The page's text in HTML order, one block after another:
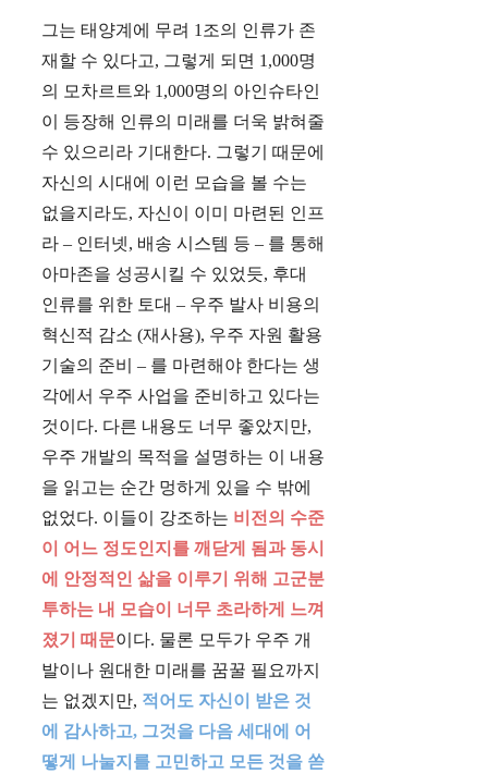
그는 태양계에 무려 1조의 인류가 존
재할 수 있다고, 그렇게 되면 1,000명
의 모차르트와 1,000명의 아인슈타인
이 등장해 인류의 미래를 더욱 밝혀줄
수 있으리라 기대한다. 그렇기 때문에
자신의 시대에 이런 모습을 볼 수는
없을지라도, 자신이 이미 마련된 인프
라 – 인터넷, 배송 시스템 등 – 를 통해
아마존을 성공시킬 수 있었듯, 후대
인류를 위한 토대 – 우주 발사 비용의
혁신적 감소 (재사용), 우주 자원 활용
기술의 준비 – 를 마련해야 한다는 생
각에서 우주 사업을 준비하고 있다는
것이다. 다른 내용도 너무 좋았지만,
우주 개발의 목적을 설명하는 이 내용
을 읽고는 순간 멍하게 있을 수 밖에
없었다. 이들이 강조하는 비전의 수준
이 어느 정도인지를 깨닫게 됨과 동시
에 안정적인 삶을 이루기 위해 고군분
투하는 내 모습이 너무 초라하게 느껴
졌기 때문이다. 물론 모두가 우주 개
발이나 원대한 미래를 꿈꿀 필요까지
는 없겠지만, 적어도 자신이 받은 것
에 감사하고, 그것을 다음 세대에 어
떻게 나눌지를 고민하고 모든 것을 쏟